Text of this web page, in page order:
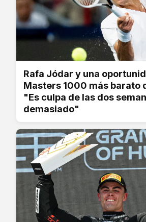
Rafa Jódar y una
Masters 1000 más barato
"Es culpa de las dos
demasiado"